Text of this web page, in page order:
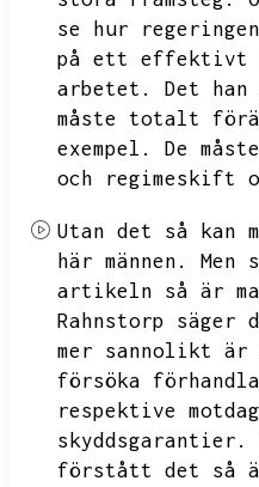
se hur
på ett
arbetet.
Det
måste totalt
exempel.
De
och regimeskift
Utan det så kan
här männen.
Men
artikeln så är
Rahnstorp säger
mer sannolikt är
försöka
respektive
skyddsgarantier.
förstått det så